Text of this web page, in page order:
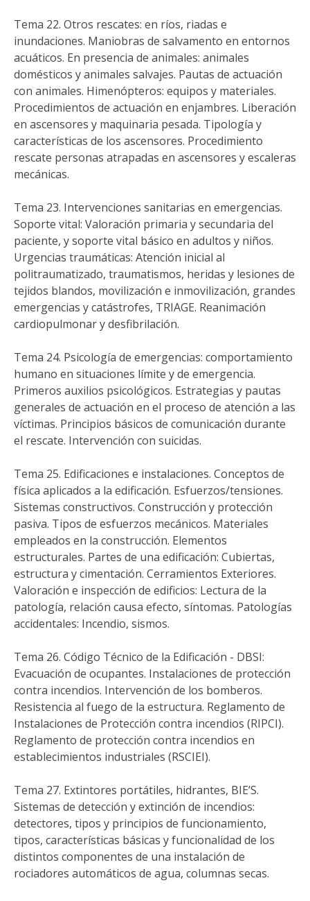
Tema 22. Otros rescates: en ríos, riadas e
inundaciones. Maniobras de salvamento en entornos
acuáticos. En presencia de animales: animales
domésticos y animales salvajes. Pautas de actuación
con animales. Himenópteros: equipos y materiales.
Procedimientos de actuación en enjambres. Liberación
en ascensores y maquinaria pesada. Tipología y
características de los ascensores. Procedimiento
rescate personas atrapadas en ascensores y escaleras
mecánicas.
Tema 23. Intervenciones sanitarias en emergencias.
Soporte vital: Valoración primaria y secundaria del
paciente, y soporte vital básico en adultos y niños.
Urgencias traumáticas: Atención inicial al
politraumatizado, traumatismos, heridas y lesiones de
tejidos blandos, movilización e inmovilización, grandes
emergencias y catástrofes, TRIAGE. Reanimación
cardiopulmonar y desfibrilación.
Tema 24. Psicología de emergencias: comportamiento
humano en situaciones límite y de emergencia.
Primeros auxilios psicológicos. Estrategias y pautas
generales de actuación en el proceso de atención a las
víctimas. Principios básicos de comunicación durante
el rescate. Intervención con suicidas.
Tema 25. Edificaciones e instalaciones. Conceptos de
física aplicados a la edificación. Esfuerzos/tensiones.
Sistemas constructivos. Construcción y protección
pasiva. Tipos de esfuerzos mecánicos. Materiales
empleados en la construcción. Elementos
estructurales. Partes de una edificación: Cubiertas,
estructura y cimentación. Cerramientos Exteriores.
Valoración e inspección de edificios: Lectura de la
patología, relación causa efecto, síntomas. Patologías
accidentales: Incendio, sismos.
Tema 26. Código Técnico de la Edificación - DBSI:
Evacuación de ocupantes. Instalaciones de protección
contra incendios. Intervención de los bomberos.
Resistencia al fuego de la estructura. Reglamento de
Instalaciones de Protección contra incendios (RIPCI).
Reglamento de protección contra incendios en
establecimientos industriales (RSCIEI).
Tema 27. Extintores portátiles, hidrantes, BIE’S.
Sistemas de detección y extinción de incendios:
detectores, tipos y principios de funcionamiento,
tipos, características básicas y funcionalidad de los
distintos componentes de una instalación de
rociadores automáticos de agua, columnas secas.